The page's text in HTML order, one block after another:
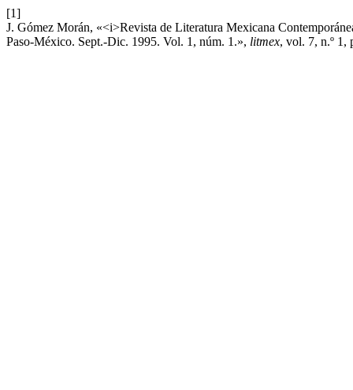
[1]
J. Gómez Morán, «<i>Revista de Literatura Mexicana
Paso-México. Sept.-Dic. 1995. Vol. 1, núm. 1.», litmex, vol. 7, n.º 1,